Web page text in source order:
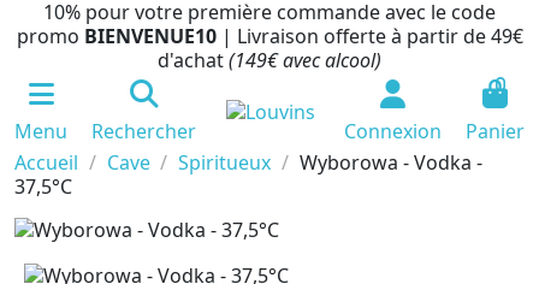
10% pour votre première commande avec le code
promo BIENVENUE10 | Livraison offerte à partir de 49€
d'achat(149€ avec alcool)
Menu Rechercher Connexion
0
Panier
Accueil
Cave Spiritueux
Wyborowa - Vodka -
37,5°C